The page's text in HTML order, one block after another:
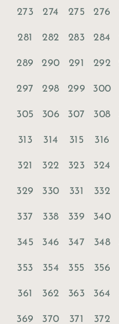
273 274 275 276
281 282 283 284
289 290 291 292
297 298 299 300
305 306 307 308
313 314 315 316
321 322 323 324
329 330 331 332
337 338 339 340
345 346 347 348
353 354 355 356
361 362 363 364
369 370 371 372